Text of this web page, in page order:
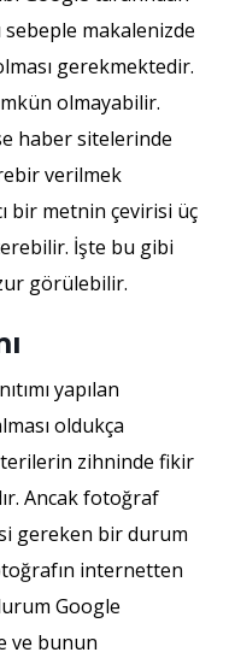
makalenizde
gerekmektedir.
olmayabilir.
haber sitelerinde
verilmek
bir metnin çevirisi üç
İşte bu gibi
görülebilir.
yapılan
oldukça
zihninde fikir
Ancak fotoğraf
gereken bir durum
internetten
Google
ve bunun